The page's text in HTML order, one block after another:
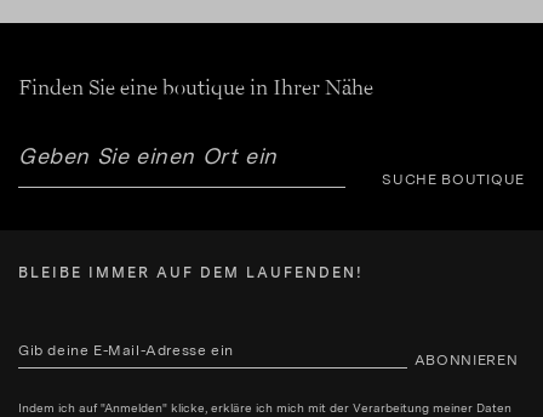
Finden Sie eine boutique in Ihrer Nähe
SUCHE BOUTIQUE
BLEIBE IMMER AUF DEM LAUFENDEN!
ABONNIEREN
Indem ich auf "Anmelden" klicke, erkläre ich mich mit der Verarbeitung meiner Daten